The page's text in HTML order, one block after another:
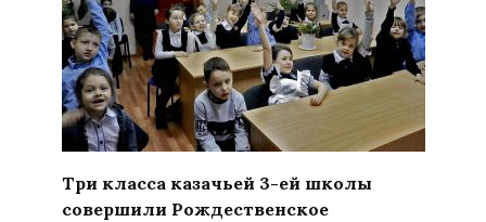
Три класса казачьей 3-ей школы
совершили Рождественское